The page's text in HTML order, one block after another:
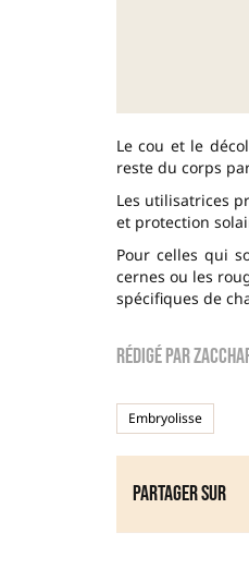
Le cou et le
reste du corps
Les utilisatrices
et protection
Pour celles qui
cernes ou les
spécifiques de
Rédigé par
Embryolisse
Partager sur